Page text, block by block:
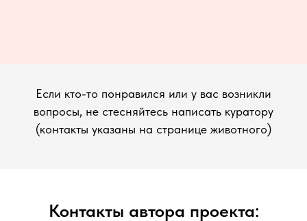
Если кто-то понравился или у вас возникли
вопросы, не стесняйтесь написать куратору
(контакты указаны на странице животного)
Контакты автора проекта: